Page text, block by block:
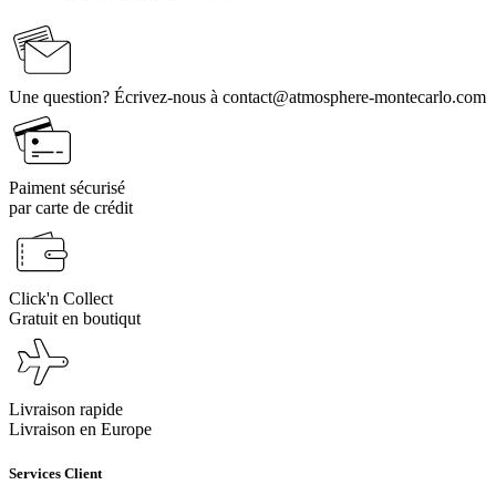
Une question? Écrivez-nous à contact@atmosphere-montecarlo.com
Paiment sécurisé
par carte de crédit
Click'n Collect
Gratuit en boutiqut
Livraison rapide
Livraison en Europe
Services Client